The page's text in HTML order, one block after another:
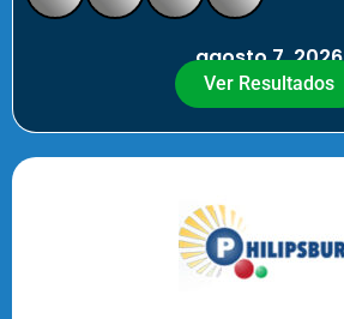
agosto 7, 2026
Ver Resultados